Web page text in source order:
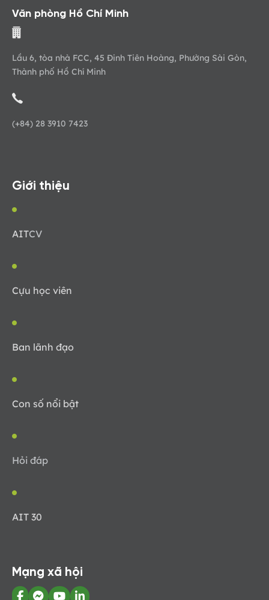
Văn phòng Hồ Chí Minh
Lầu 6, tòa nhà FCC, 45 Đinh Tiên Hoàng, Phường Sài Gòn,
Thành phố Hồ Chí Minh
(+84) 28 3910 7423
Giới thiệu
AITCV
Cựu học viên
Ban lãnh đạo
Con số nổi bật
Hỏi đáp
AIT 30
Mạng xã hội